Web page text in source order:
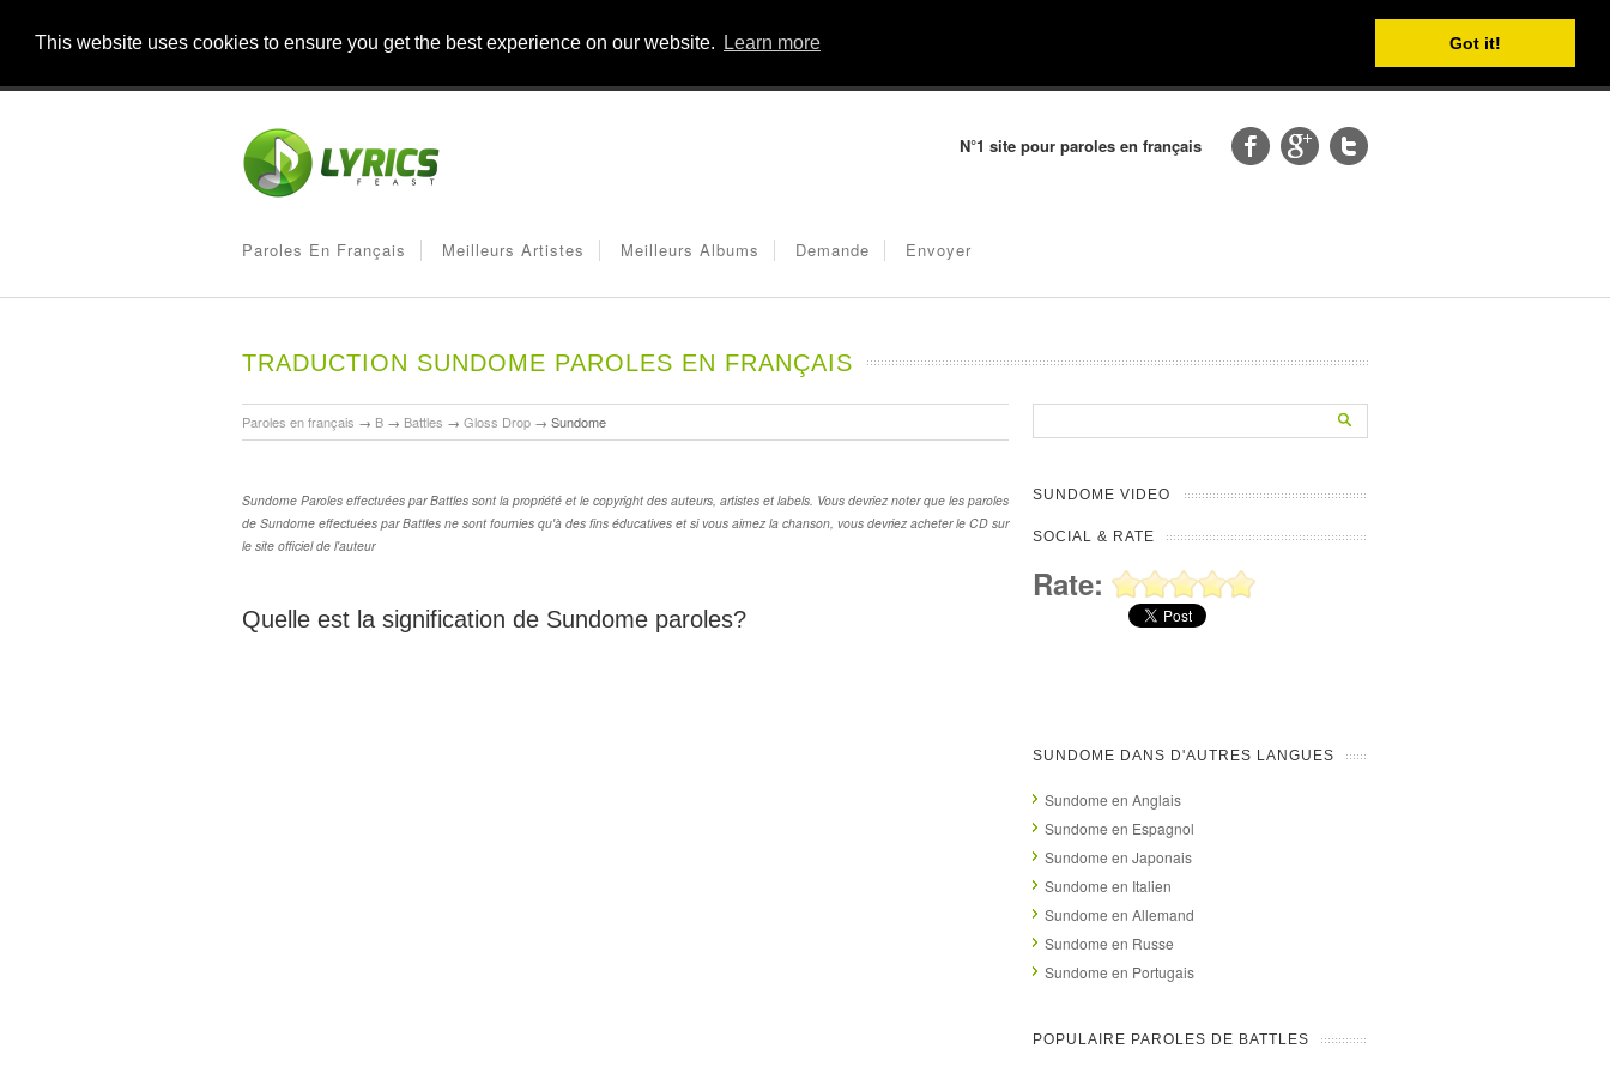
This website uses cookies to ensure you get the best experience on our website. Learn more Got it!
N°1 site pour paroles en français
Paroles En Français Meilleurs Artistes Meilleurs Albums Demande Envoyer
TRADUCTION SUNDOME PAROLES EN FRANÇAIS
Paroles en français → B → Battles → Gloss Drop → Sundome
Sundome Paroles effectuées par Battles sont la propriété et le copyright des auteurs, artistes et labels. Vous devriez noter que les paroles
de Sundome effectuées par Battles ne sont fournies qu'à des fins éducatives et si vous aimez la chanson, vous devriez acheter le CD sur
le site officiel de l'auteur
Quelle est la signification de Sundome paroles?
SUNDOME VIDEO
SOCIAL & RATE
Rate:
SUNDOME DANS D'AUTRES LANGUES
Sundome en Anglais
Sundome en Espagnol
Sundome en Japonais
Sundome en Italien
Sundome en Allemand
Sundome en Russe
Sundome en Portugais
POPULAIRE PAROLES DE BATTLES